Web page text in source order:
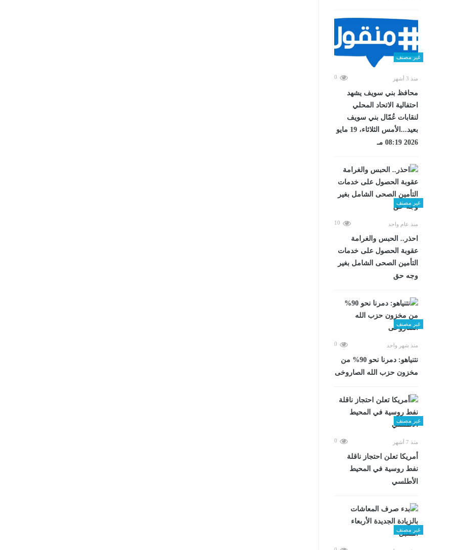
غير مصنف
منذ 3 أشهر 0
محافظ بني سويف يشهد
احتفالية الاتحاد المحلي
لنقابات عُمّال بني سويف
بعيد...الأمس الثلاثاء، 19 مايو
2026 08:19 مـ
غير مصنف
منذ عام واحد 10
احذر.. الحبس والغرامة
عقوبة الحصول على خدمات
التأمين الصحى الشامل بغير
وجه حق
غير مصنف
منذ شهر واحد 0
نتنياهو: دمرنا نحو 90% من
مخزون حزب الله الصاروخى
غير مصنف
منذ 7 أشهر 0
أمريكا تعلن احتجاز ناقلة
نفط روسية في المحيط
الأطلسي
غير مصنف